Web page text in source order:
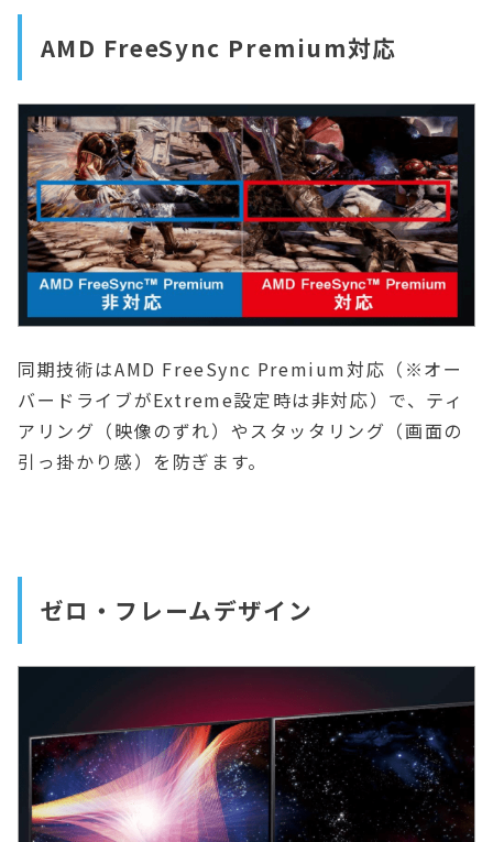
AMD FreeSync Premium対応
同期技術はAMD FreeSync Premium対応（※オー
バードライブがExtreme設定時は非対応）で、ティ
アリング（映像のずれ）やスタッタリング（画面の
引っ掛かり感）を防ぎます。
ゼロ・フレームデザイン